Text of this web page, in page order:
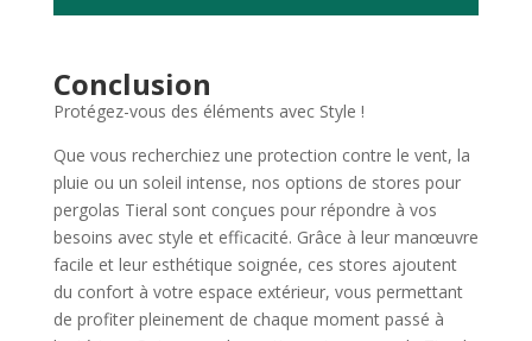
Conclusion
Protégez-vous des éléments avec Style !
Que vous recherchiez une protection contre le vent, la
pluie ou un soleil intense, nos options de stores pour
pergolas Tieral sont conçues pour répondre à vos
besoins avec style et efficacité. Grâce à leur manœuvre
facile et leur esthétique soignée, ces stores ajoutent
du confort à votre espace extérieur, vous permettant
de profiter pleinement de chaque moment passé à